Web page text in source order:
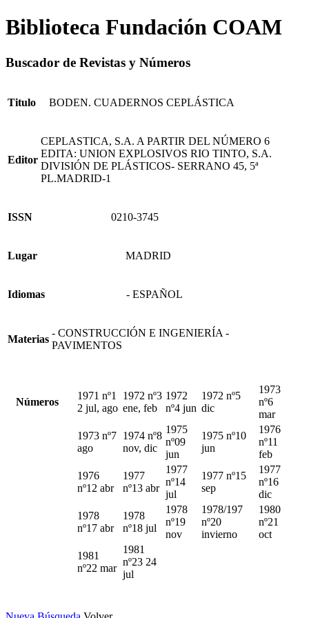
Biblioteca Fundación COAM
Buscador de Revistas y Números
Titulo BODEN. CUADERNOS CEPLÁSTICA
Editor
CEPLASTICA, S.A. A PARTIR DEL NÚMERO 6
EDITA: UNION EXPLOSIVOS RIO TINTO, S.A.
DIVISIÓN DE PLÁSTICOS- SERRANO 45, 5ª
PL.MADRID-1
ISSN 0210-3745
Lugar MADRID
Idiomas - ESPAÑOL
Materias
- CONSTRUCCIÓN E INGENIERÍA -
PAVIMENTOS
Números
1971 nº1
2 jul, ago
1972 nº3
ene, feb
1972
nº4 jun
1972 nº5
dic
1973
nº6
mar
1973 nº7
ago
1974 nº8
nov, dic
1975
nº09
jun
1975 nº10
jun
1976
nº11
feb
1976
nº12 abr
1977
nº13 abr
1977
nº14
jul
1977 nº15
sep
1977
nº16
dic
1978
nº17 abr
1978
nº18 jul
1978
nº19
nov
1978/197
nº20
invierno
1980
nº21
oct
1981
nº22 mar
1981
nº23 24
jul